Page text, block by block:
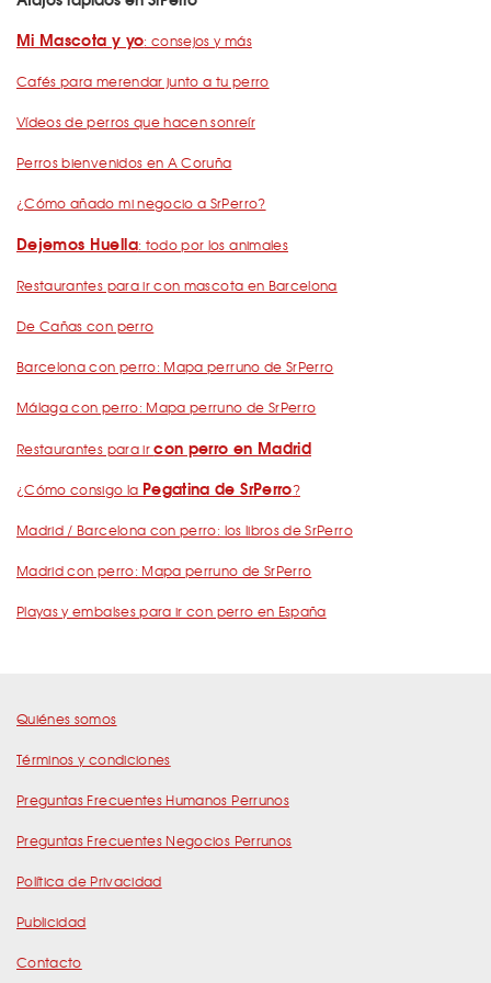
Mi Mascota y yo: consejos y más
Cafés para merendar junto a tu perro
Vídeos de perros que hacen sonreír
Perros bienvenidos en A Coruña
¿Cómo añado mi negocio a SrPerro?
Dejemos Huella: todo por los animales
Restaurantes para ir con mascota en Barcelona
De Cañas con perro
Barcelona con perro: Mapa perruno de SrPerro
Málaga con perro: Mapa perruno de SrPerro
Restaurantes para ircon perro en Madrid
¿Cómo consigo la Pegatina de SrPerro?
Madrid / Barcelona con perro: los libros de SrPerro
Madrid con perro: Mapa perruno de SrPerro
Playas y embalses para ir con perro en España
Quiénes somos
Términos y condiciones
Preguntas Frecuentes Humanos Perrunos
Preguntas Frecuentes Negocios Perrunos
Política de Privacidad
Publicidad
Contacto